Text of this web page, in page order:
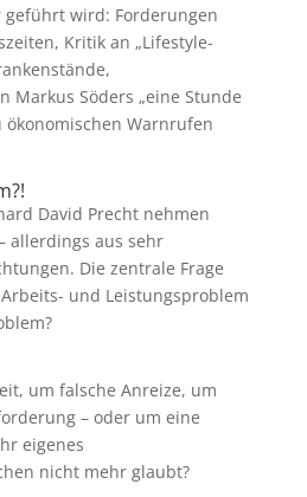
wird: Forderungen
Kritik an „Lifestyle-
Markus Söders „eine Stunde
ökonomischen Warnrufen
David Precht nehmen
allerdings aus sehr
Die zentrale Frage
und Leistungsproblem
um falsche Anreize, um
– oder um eine
eigenes
nicht mehr glaubt?